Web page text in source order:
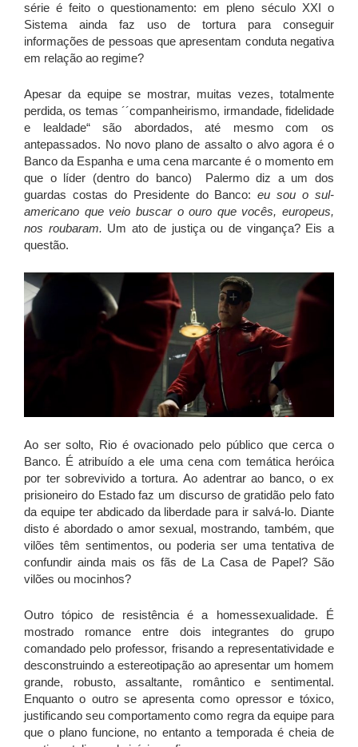
série é feito o questionamento: em pleno século XXI o
Sistema ainda faz uso de tortura para conseguir
informações de pessoas que apresentam conduta negativa
em relação ao regime?
Apesar da equipe se mostrar, muitas vezes, totalmente
perdida, os temas ´´companheirismo, irmandade, fidelidade
e lealdade“ são abordados, até mesmo com os
antepassados. No novo plano de assalto o alvo agora é o
Banco da Espanha e uma cena marcante é o momento em
que o líder (dentro do banco) Palermo diz a um dos
guardas costas do Presidente do Banco:eu sou o sul-
americano que veio buscar o ouro que vocês, europeus,
nos roubaram. Um ato de justiça ou de vingança? Eis a
questão.
Ao ser solto, Rio é ovacionado pelo público que cerca o
Banco. É atribuído a ele uma cena com temática heróica
por ter sobrevivido a tortura. Ao adentrar ao banco, o ex
prisioneiro do Estado faz um discurso de gratidão pelo fato
da equipe ter abdicado da liberdade para ir salvá-lo. Diante
disto é abordado o amor sexual, mostrando, também, que
vilões têm sentimentos, ou poderia ser uma tentativa de
confundir ainda mais os fãs de La Casa de Papel? São
vilões ou mocinhos?
Outro tópico de resistência é a homessexualidade. É
mostrado romance entre dois integrantes do grupo
comandado pelo professor, frisando a representatividade e
desconstruindo a estereotipação ao apresentar um homem
grande, robusto, assaltante, romântico e sentimental.
Enquanto o outro se apresenta como opressor e tóxico,
justificando seu comportamento como regra da equipe para
que o plano funcione, no entanto a temporada é cheia de